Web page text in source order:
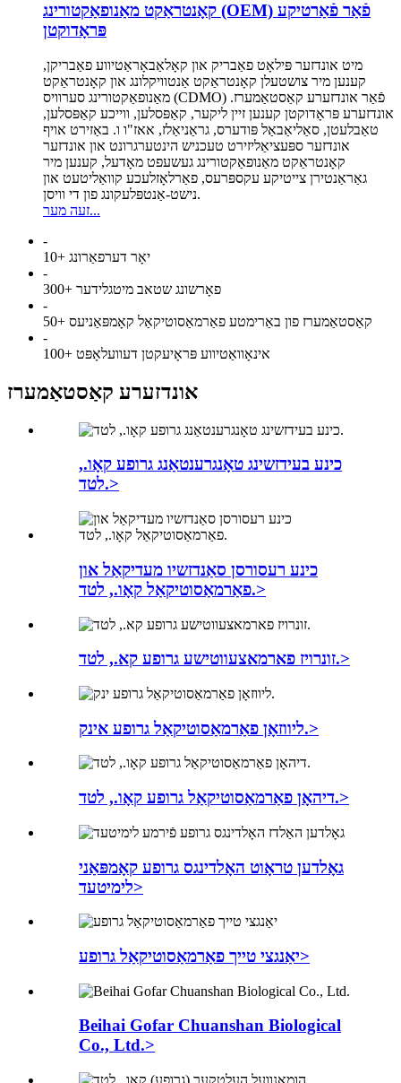
קאָנטראַקט מאַנופאַקטורינג (OEM) פֿאַר פֿאַרטיקע
פּראָדוקטן
מיט אונדזער פּילאָט פאַבריק און קאָלאַבאָראַטיווע פאַבריקן,
קענען מיר צושטעלן קאָנטראַקט אַנטוויקלונג און קאָנטראַקט
מאַנופאַקטורינג סערוויס (CDMO) פֿאַר אונדזערע קאַסטאַמערז.
אונדזערע פּראָדוקטן קענען זיין ליקער, קאַפּסלען, ווייכע קאַפּסלען,
טאַבלעטן, סאַליאַבאַל פּודערס, גראַניאַלז, אאז"ו ו. באַזירט אויף
אונדזער ספּעציאַליזירט טעכניש הינטערגרונט און אונדזער
קאָנטראַקט מאַנופאַקטורינג געשעפט מאָדעל, קענען מיר
גאַראַנטירן צייטיקע עקספּרעס, פאַרלאָזלעכע קוואַליטעט און
נישט-אַנטפּלעקונג פון די וויסן.
זעה מער...
-
10+ יאָר דערפאַרונג
-
300+ פאָרשונג שטאב מיטגלידער
-
50+ קאַסטאַמערז פון באַרימטע פאַרמאַסוטיקאַל קאָמפּאַניעס
-
100+ אינאָוואַטיווע פּראָיעקטן דעוועלאָפּט
אונדזערע קאַסטאַמערז
כינע בעידזשינג טאָנגרענטאַנג גרופע קאָו.,
לטד.>
כינע רעסורסן סאַנדזשיו מעדיקאַל און
פאַרמאַסוטיקאַל קאָו., לטד.>
זונרויז פארמאצעווטישע גרופע קא., לטד.>
ליווזאָן פאַרמאַסוטיקאַל גרופע אינק.>
דיהאָן פאַרמאַסוטיקאַל גרופע קאָו., לטד.>
גאָלדען טראָוט האָלדינגס גרופע קאָמפּאַני
לימיטעד>
יאַנגצי טייך פאַרמאַסוטיקאַל גרופע>
Beihai Gofar Chuanshan Biological
Co., Ltd.>